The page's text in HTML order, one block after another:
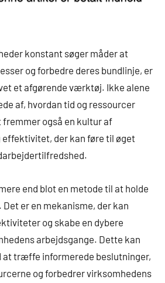
konstant søger måder at
og forbedre deres bundlinje, er
et afgørende værktøj. Ikke alene
af, hvordan tid og ressourcer
fremmer også en kultur af
effektivitet, der kan føre til øget
end blot en metode til at holde
er en mekanisme, der kan
og skabe en dybere
arbejdsgange. Dette kan
at træffe informerede beslutninger,
og forbedrer virksomhedens